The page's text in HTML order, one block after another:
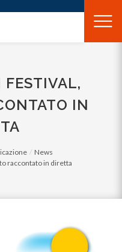
FESTIVAL,
IN
News
raccontato in diretta